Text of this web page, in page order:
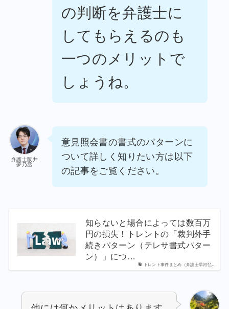
の判断を弁護士に
してもらえるのも
一つのメリットで
しょうね。
弁護士阪井
夢乃丞
意見照会書の書式のパターンに
ついて詳しく知りたい方は以下
の記事をご覧ください。
トレント事件まとめ（弁護士早河弘…
知らないと場合によっては数百万
円の損失！トレントの「裁判外手
続きパターン（テレサ書式パター
ン）」につ…